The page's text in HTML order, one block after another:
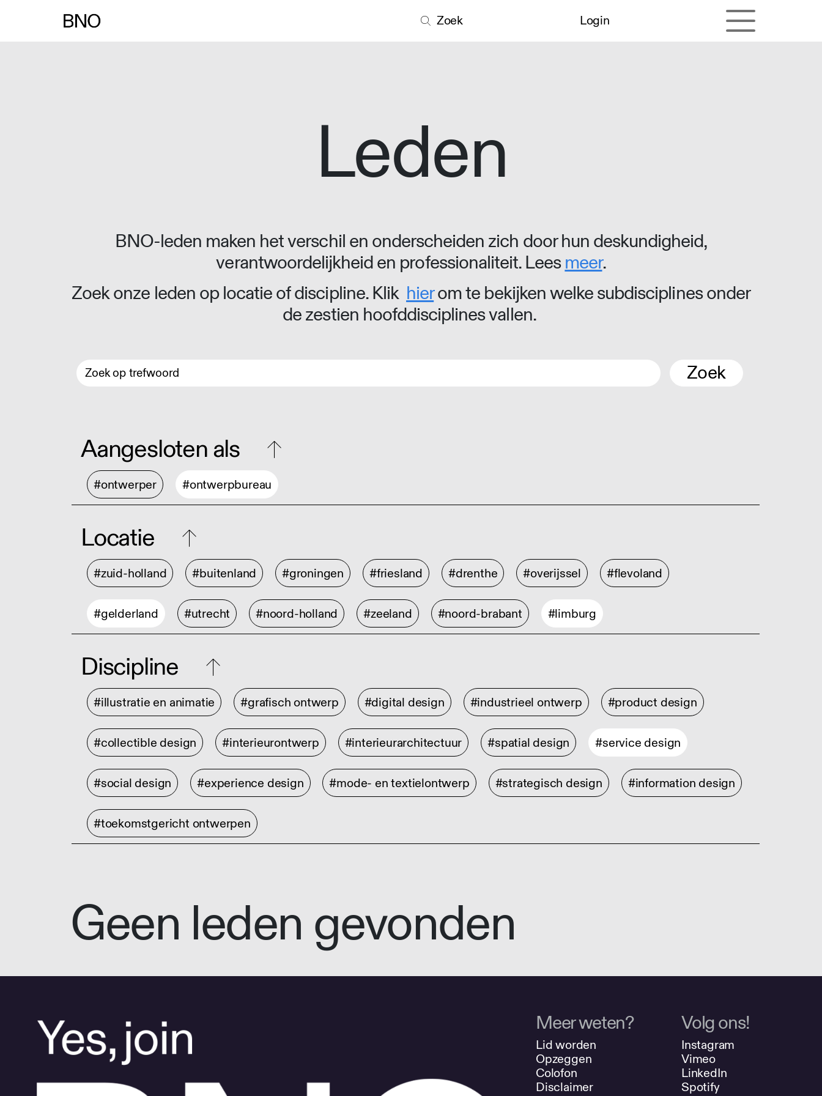
Zoek Login
Leden
BNO-leden maken het verschil en onderscheiden zich door hun deskundigheid,
verantwoordelijkheid en professionaliteit. Leesmeer.
Zoek onze leden op locatie of discipline. Klik hierom te bekijken welke subdisciplines onder
de zestien hoofddisciplines vallen.
Zoek
Aangesloten als
#ontwerper #ontwerpbureau
Locatie
#zuid-holland #buitenland #groningen #friesland #drenthe #overijssel #flevoland
#gelderland #utrecht #noord-holland #zeeland #noord-brabant #limburg
Discipline
#illustratie en animatie #grafisch ontwerp #digital design #industrieel ontwerp #product design
#collectible design #interieurontwerp #interieurarchitectuur #spatial design #service design
#social design #experience design #mode- en textielontwerp #strategisch design #information design
#toekomstgericht ontwerpen
Geen leden gevonden
Meer weten?
Lid worden
Opzeggen
Colofon
Disclaimer
Volg ons!
Instagram
Vimeo
LinkedIn
Spotify